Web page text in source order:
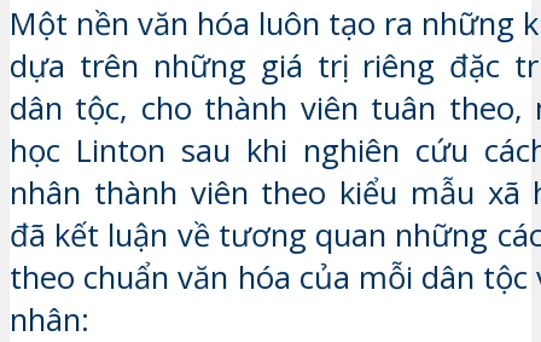
Một nền văn hóa luôn tạo ra những
dựa trên những giá trị riêng đặc
dân tộc, cho thành viên tuân theo,
học Linton sau khi nghiên cứu
nhân thành viên theo kiểu mẫu xã
đã kết luận về tương quan những
theo chuẩn văn hóa của mỗi dân tộc
nhân: